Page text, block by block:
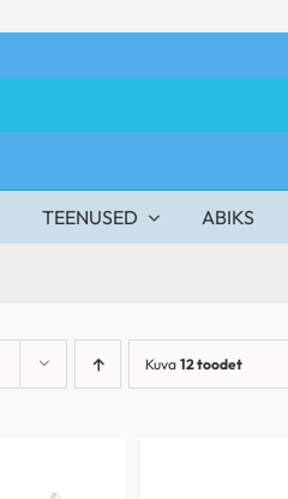
TEENUSED ABIKS
Kuva 12 toodet